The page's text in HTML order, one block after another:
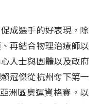
成選手的好表現，除
再結合物理治療師以
人士與團體以及政府
冠傑從杭州奪下第一
洲區奧運資格賽，以